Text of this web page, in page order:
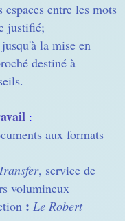
entre les mots
justifié;
la mise en
destiné à
:
aux formats
, service de
volumineux
: Le Robert